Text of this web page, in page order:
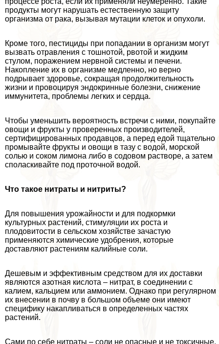
продукты могут нарушать естественную защиту
организма от paка, вызывая мутации клеток и опухоли.
Кроме того, пестициды при попадании в организм могут
вызвать отравления с тошнотой, рвотой и жидким
стулом, поражением нервной системы и печени.
Накопление их в организме медленно, но верно
подрывает здоровье, сокращая продолжительность
жизни и провоцируя эндокринные болезни, снижение
иммунитета, проблемы легких и сердца.
Чтобы уменьшить вероятность встречи с ними, покупайте
овощи и фрукты у проверенных производителей,
сертифицированных продавцов, а перед едой тщательно
промывайте фрукты и овощи в тазу с водой, морской
солью и соком лимона либо в содовом растворе, а затем
споласкивайте под проточной водой.
Что такое нитраты и нитриты?
Для повышения урожайности и для подкормки
культурных растений, стимуляции их роста и
плодовитости в сельском хозяйстве зачастую
применяются химические удобрения, которые
доставляют растениям калийные соли.
Дешевым и эффективным средством для их доставки
являются азотная кислота – нитрат, в соединении с
калием, кальцием или аммонием. Однако при регулярном
их внесении в почву в большом объеме они имеют
специфику накапливаться в определенных частях
растений.
Сами по себе нитраты – соли не опасные и не токсичные,